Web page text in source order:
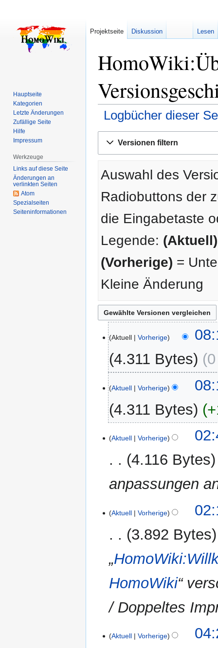
Logbücher dieser
Navigation
Suche
Versionen filtern
Auswahl des
Radiobuttons der
die Eingabetaste
Legende: (Aktuell)
(Vorherige) =
Kleine Änderung
August
2015
Aktuell Vorherige
4.311 Bytes
Aktuell Vorherige
4.311 Bytes
Februar
Aktuell Vorherige
4.116 Bytes
anpassungen
Aktuell Vorherige
3.892 Bytes
„
HomoWiki“
/ Doppeltes
Dezember
Aktuell Vorherige
Projektseite Diskussion Lesen
Hauptseite
Kategorien
Letzte Änderungen
Zufällige Seite
Hilfe
Impressum
Werkzeuge
Links auf diese Seite
Änderungen an
verlinkten Seiten
Atom
Spezialseiten
Seiten­­informationen